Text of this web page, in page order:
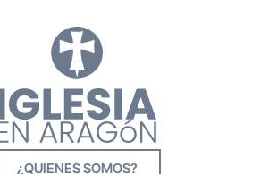
¿QUIENES SOMOS?